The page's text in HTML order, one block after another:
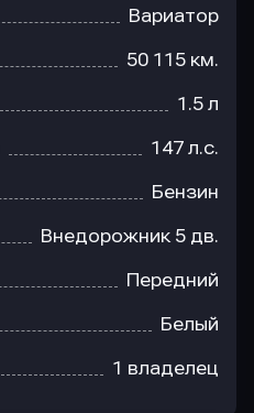
Вариатор
50 115 км.
1.5 л
147 л.с.
Бензин
Внедорожник 5 дв.
Передний
Белый
1 владелец